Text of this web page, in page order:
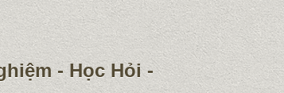
- Học Hỏi -